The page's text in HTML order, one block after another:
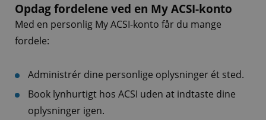
Opdag fordelene ved en My ACSI-konto
Med en personlig My ACSI-konto får du mange
fordele:
Administrér dine personlige oplysninger ét sted.
Book lynhurtigt hos ACSI uden at indtaste dine
oplysninger igen.